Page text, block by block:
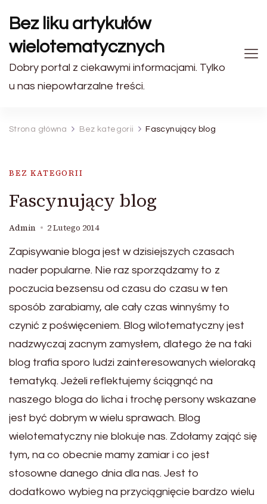
Bez liku artykułów
wielotematycznych
Dobry portal z ciekawymi informacjami. Tylko
u nas niepowtarzalne treści.
Strona główna Bez kategorii Fascynujący blog
BEZ KATEGORII
Fascynujący blog
Admin 2 Lutego 2014
Zapisywanie bloga jest w dzisiejszych czasach
nader popularne. Nie raz sporządzamy to z
poczucia bezsensu od czasu do czasu w ten
sposób zarabiamy, ale cały czas winnyśmy to
czynić z poświęceniem. Blog wilotematyczny jest
nadzwyczaj zacnym zamysłem, dlatego że na taki
blog trafia sporo ludzi zainteresowanych wieloraką
tematyką. Jeżeli reflektujemy ściągnąć na
naszego bloga do licha i trochę persony wskazane
jest być dobrym w wielu sprawach. Blog
wielotematyczny nie blokuje nas. Zdołamy zająć się
tym, na co obecnie mamy zamiar i co jest
stosowne danego dnia dla nas. Jest to
dodatkowo wybieg na przyciągnięcie bardzo wielu